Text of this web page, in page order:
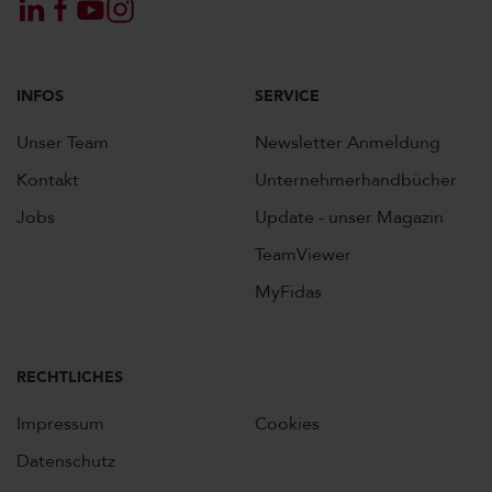
INFOS
Unser Team
Kontakt
Jobs
SERVICE
Newsletter Anmeldung
Unternehmerhandbücher
Update - unser Magazin
TeamViewer
MyFidas
RECHTLICHES
Impressum
Datenschutz
Cookies